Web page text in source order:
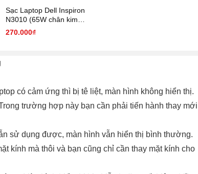
Sạc Laptop Dell Inspiron
N3010 (65W chân kim
7.4mm * 5.0 mm)
270.000₫
có cảm ứng thì bị tê liệt, màn hình không hiển thị.
trường hợp này bạn cần phải tiến hành thay mới
sử dụng được, màn hình vẫn hiển thị bình thường.
kính mà thôi và bạn cũng chỉ cần thay mặt kính cho